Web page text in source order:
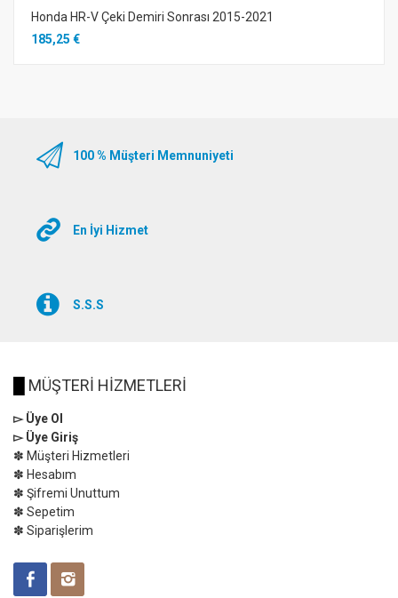
Honda HR-V Çeki Demiri Sonrası 2015-2021
185,25 €
100 % Müşteri Memnuniyeti
En İyi Hizmet
S.S.S
MÜŞTERİ HİZMETLERİ
▻ Üye Ol
▻ Üye Giriş
✽ Müşteri Hizmetleri
✽ Hesabım
✽ Şifremi Unuttum
✽ Sepetim
✽ Siparişlerim